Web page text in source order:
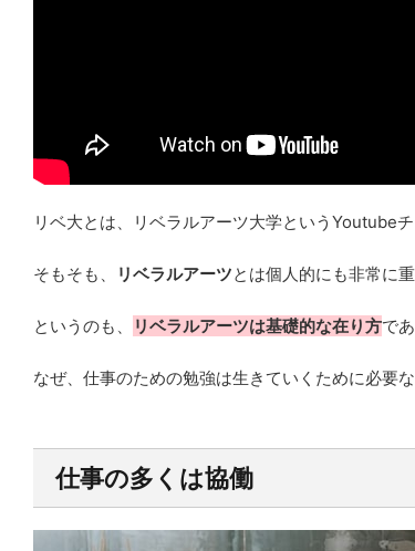
リベ大とは、リベラルアーツ大学というYoutube
そもそも、 リベラルアーツとは個人的にも非常に
というのも、 リベラルアーツは基礎的な在り方で
なぜ、仕事のための勉強は生きていくために必要
仕事の多くは協働